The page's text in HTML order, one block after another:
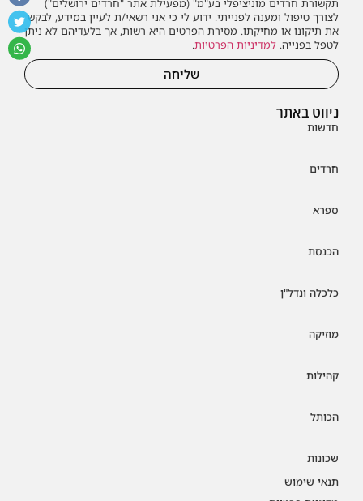
ניווט באתר
חדשות
חרדים
ספרא
הכנסת
כלכלה ונדל"ן
מוזיקה
קהילות
הכותל
שכונות
תנאי שימוש
תקשורת חרדים מוניציפלי בע"מ" (מפעילת אתר "חרדים ירושלים")
לצורך טיפול ומענה לפנייתי. ידוע לי כי אני רשאי/ת לעיין במידע, לבקש
את תיקונו או מחיקתו. מסירת הפרטים היא רשות, אך בלעדיהם לא ניתן
לטפל בפנייה. למדיניות הפרטיות.
שליחה